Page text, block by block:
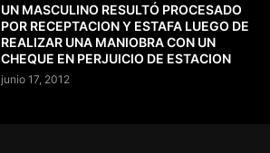
UN MASCULINO RESULTÓ PROCESADO
POR RECEPTACION Y ESTAFA LUEGO DE
REALIZAR UNA MANIOBRA CON UN
CHEQUE EN PERJUICIO DE ESTACION
junio 17, 2012